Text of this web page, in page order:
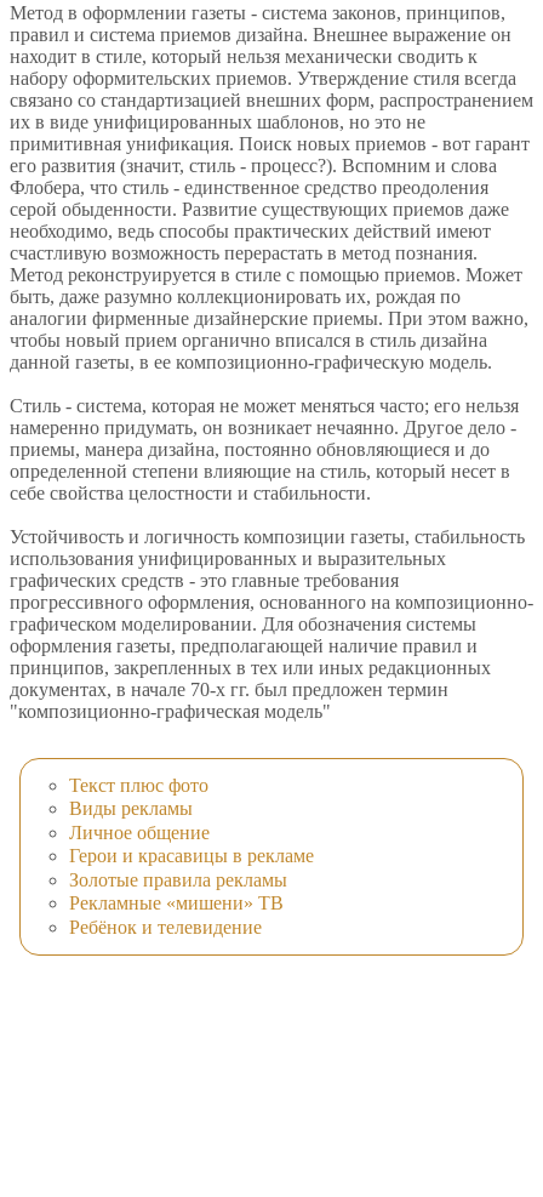
Метод в оформлении газеты - система законов, принципов,
правил и система приемов дизайна. Внешнее выражение он
находит в стиле, который нельзя механически сводить к
набору оформительских приемов. Утверждение стиля всегда
связано со стандартизацией внешних форм, распространением
их в виде унифицированных шаблонов, но это не
примитивная унификация. Поиск новых приемов - вот гарант
его развития (значит, стиль - процесс?). Вспомним и слова
Флобера, что стиль - единственное средство преодоления
серой обыденности. Развитие существующих приемов даже
необходимо, ведь способы практических действий имеют
счастливую возможность перерастать в метод познания.
Метод реконструируется в стиле с помощью приемов. Может
быть, даже разумно коллекционировать их, рождая по
аналогии фирменные дизайнерские приемы. При этом важно,
чтобы новый прием органично вписался в стиль дизайна
данной газеты, в ее композиционно-графическую модель.
Стиль - система, которая не может меняться часто; его нельзя
намеренно придумать, он возникает нечаянно. Другое дело -
приемы, манера дизайна, постоянно обновляющиеся и до
определенной степени влияющие на стиль, который несет в
себе свойства целостности и стабильности.
Устойчивость и логичность композиции газеты, стабильность
использования унифицированных и выразительных
графических средств - это главные требования
прогрессивного оформления, основанного на композиционно-
графическом моделировании. Для обозначения системы
оформления газеты, предполагающей наличие правил и
принципов, закрепленных в тех или иных редакционных
документах, в начале 70-х гг. был предложен термин
"композиционно-графическая модель"
Текст плюс фото
Виды рекламы
Личное общение
Герои и красавицы в рекламе
Золотые правила рекламы
Рекламные «мишени» ТВ
Ребёнок и телевидение